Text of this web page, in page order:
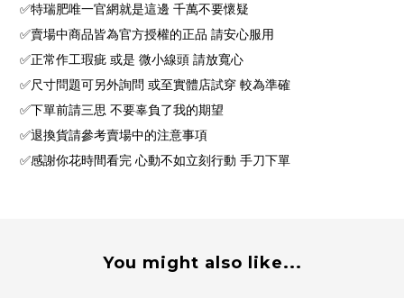
✅特瑞肥唯一官網就是這邊 千萬不要懷疑
✅賣場中商品皆為官方授權的正品 請安心服用
✅正常作工瑕疵 或是 微小線頭 請放寬心
✅尺寸問題可另外詢問 或至實體店試穿 較為準確
✅下單前請三思 不要辜負了我的期望
✅退換貨請參考賣場中的注意事項
✅感謝你花時間看完 心動不如立刻行動 手刀下單
You might also like...